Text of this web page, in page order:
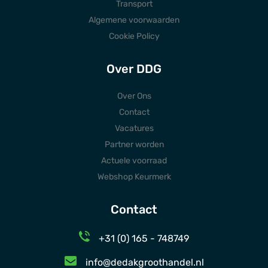
Transport
Algemene voorwaarden
Cookie Policy
Over DDG
Over Ons
Contact
Vacatures
Partner worden
Actuele voorraad
Webshop Keurmerk
Contact
+31 (0) 165 - 748749
info@dedakgroothandel.nl